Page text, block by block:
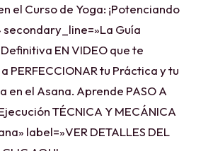
el Curso de Yoga: ¡Potenciando
secondary_line=»La Guía
EN VIDEO que te
PERFECCIONAR tu Práctica y tu
en el Asana. Aprende PASO A
TÉCNICA Y MECÁNICA
label=»VER DETALLES DEL